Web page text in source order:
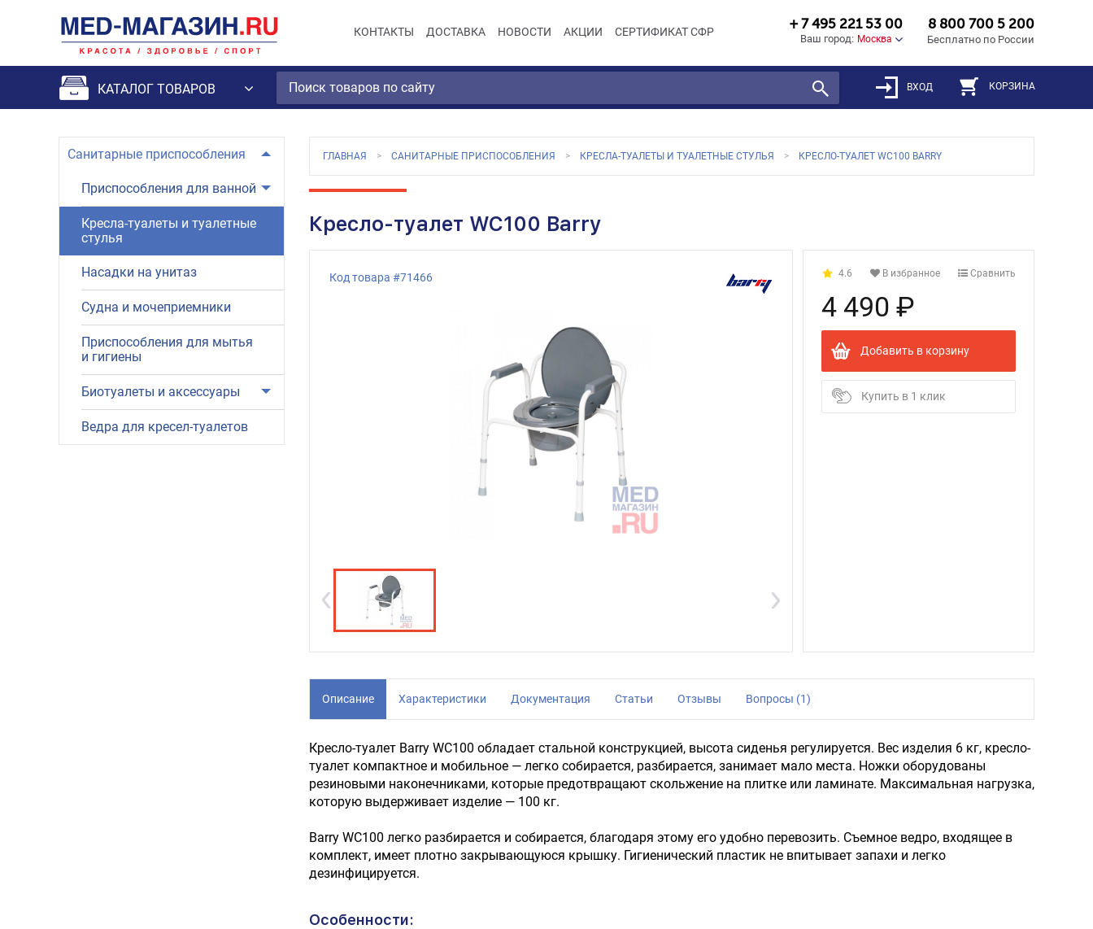
КОНТАКТЫ ДОСТАВКА НОВОСТИ АКЦИИ СЕРТИФИКАТ СФР
+ 7 495 221 53 00
Ваш город: Москва
8 800 700 5 200
Бесплатно по России
КАТАЛОГ ТОВАРОВ ВХОД КОРЗИНА
Санитарные приспособления
Приспособления для ванной
Кресла-туалеты и туалетные
стулья
Насадки на унитаз
Судна и мочеприемники
Приспособления для мытья
и гигиены
Биотуалеты и аксессуары
Ведра для кресел-туалетов
ГЛАВНАЯ САНИТАРНЫЕ ПРИСПОСОБЛЕНИЯ КРЕСЛА-ТУАЛЕТЫ И ТУАЛЕТНЫЕ СТУЛЬЯ КРЕСЛО-ТУАЛЕТ WC100 BARRY
Кресло-туалет WC100 Barry
Код товара #71466 4.6 В избранное Сравнить
4 490 ₽
Добавить в корзину
Купить в 1 клик
Описание Характеристики Документация Статьи Отзывы Вопросы (1)
Кресло-туалет Barry WC100 обладает стальной конструкцией, высота сиденья регулируется. Вес изделия 6 кг, кресло-
туалет компактное и мобильное — легко собирается, разбирается, занимает мало места. Ножки оборудованы
резиновыми наконечниками, которые предотвращают скольжение на плитке или ламинате. Максимальная нагрузка,
которую выдерживает изделие — 100 кг.
Barry WC100 легко разбирается и собирается, благодаря этому его удобно перевозить. Съемное ведро, входящее в
комплект, имеет плотно закрывающуюся крышку. Гигиенический пластик не впитывает запахи и легко
дезинфицируется.
Особенности: